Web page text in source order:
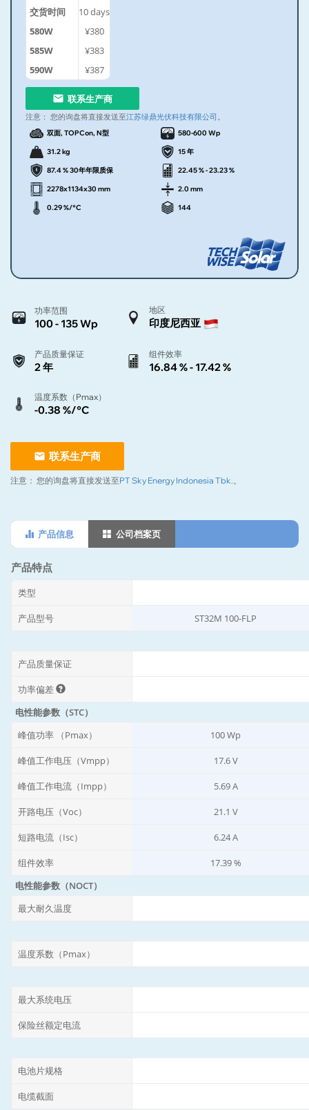
交货时间
10days
580W
¥380
585W
¥383
590W
¥387
联系生产商
注意： 您的询盘将直接发送至江苏绿鼎光伏科技有限公司 。
双面, TOPCon, N型 580-600 Wp
31.2 kg 15 年
87.4 % 30年年限质保 22.45 % - 23.23 %
2278x1134x30 mm 2.0 mm
0.29 %/°C 144
功率范围
100 - 135 Wp
地区
印度尼西亚
产品质量保证
2 年
组件效率
16.84 % - 17.42 %
温度系数（Pmax）
-0.38 %/°C
联系生产商
注意： 您的询盘将直接发送至PT Sky Energy Indonesia Tbk. 。
产品信息 公司档案页
产品特点
类型
产品型号 ST32M 100-FLP
产品质量保证
功率偏差
电性能参数（STC）
峰值功率 （Pmax）
100 Wp
峰值工作电压（Vmpp） 17.6 V
峰值工作电流（Impp） 5.69 A
开路电压（Voc） 21.1 V
短路电流（Isc） 6.24 A
组件效率
17.39 %
电性能参数（NOCT）
最大耐久温度
温度系数（Pmax）
最大系统电压
保险丝额定电流
电池片规格
电缆截面